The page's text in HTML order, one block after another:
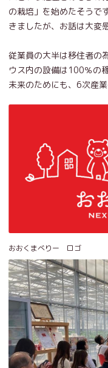
の栽培」を始めたそうで
きましたが、お話は大変
従業員の大半は移住者の
ウス内の設備は100％の
未来のためにも、6次産
おおくまべりー ロゴ